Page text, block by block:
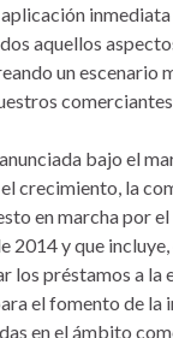
aquellos
un escenario
comerciantes.
bajo el
crecimiento, la
en marcha por
2014 y que incluye,
los préstamos a la
el fomento de la
en el ámbito